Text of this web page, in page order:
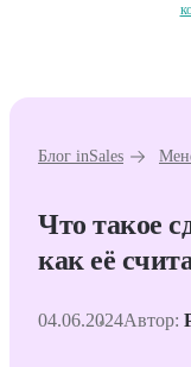
Блог inSales
Что такое
как её
04.06.2024Автор: